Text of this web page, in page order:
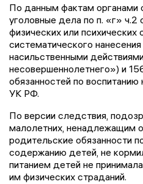
По данным фактам органами
уголовные дела по п. «г» ч.2
физических или психических
систематического
насильственными
несовершеннолетнего») и
обязанностей по
УК РФ.
По версии следствия,
малолетних, ненадлежащим
родительские обязанности
содержанию детей, не
питанием детей не
им физических страданий.